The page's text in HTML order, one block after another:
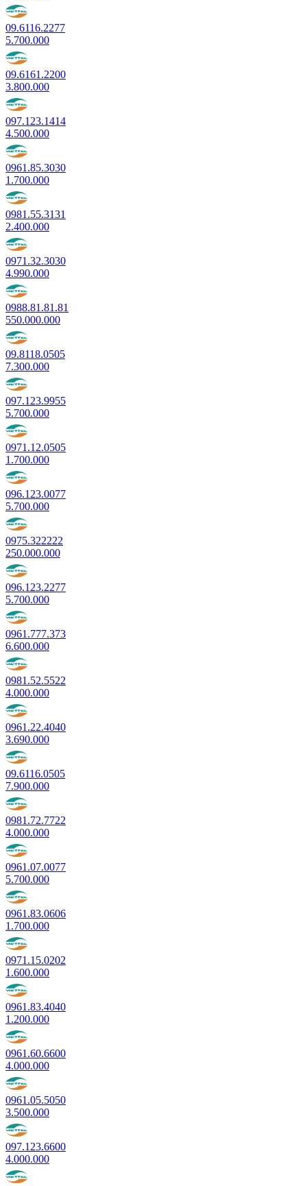
09.6116.2277
5.700.000
09.6161.2200
3.800.000
097.123.1414
4.500.000
0961.85.3030
1.700.000
0981.55.3131
2.400.000
0971.32.3030
4.990.000
0988.81.81.81
550.000.000
09.8118.0505
7.300.000
097.123.9955
5.700.000
0971.12.0505
1.700.000
096.123.0077
5.700.000
0975.322222
250.000.000
096.123.2277
5.700.000
0961.777.373
6.600.000
0981.52.5522
4.000.000
0961.22.4040
3.690.000
09.6116.0505
7.900.000
0981.72.7722
4.000.000
0961.07.0077
5.700.000
0961.83.0606
1.700.000
0971.15.0202
1.600.000
0961.83.4040
1.200.000
0961.60.6600
4.000.000
0961.05.5050
3.500.000
097.123.6600
4.000.000